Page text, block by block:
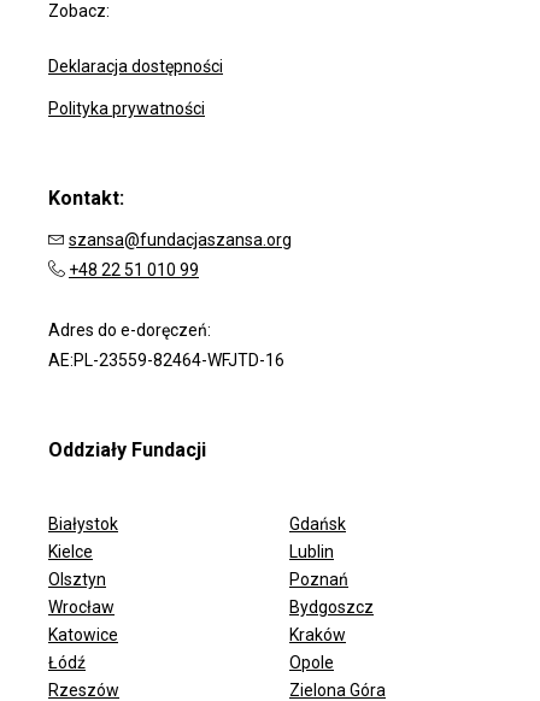
Zobacz:
Deklaracja dostępności
Polityka prywatności
Kontakt:
szansa@fundacjaszansa.org
+48 22 51 010 99
Adres do e-doręczeń:
AE:PL-23559-82464-WFJTD-16
Oddziały Fundacji
ODDZIAŁY FUNDACJI
Białystok
Gdańsk
Kielce
Lublin
Olsztyn
Poznań
Wrocław
Bydgoszcz
Katowice
Kraków
Łódź
Opole
Rzeszów
Zielona Góra